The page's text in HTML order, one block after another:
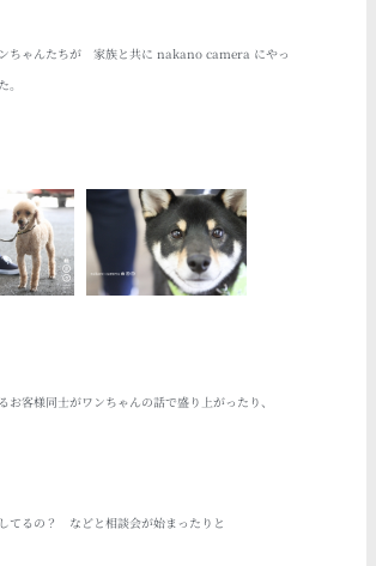
ちゃんたちが 家族と共に nakano camera にやっ
お客様同士がワンちゃんの話で盛り上がったり、
てるの？ などと相談会が始まったりと